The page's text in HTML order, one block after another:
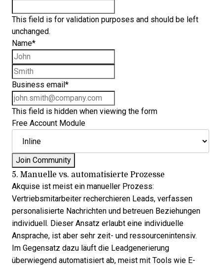
This field is for validation purposes and should be left
unchanged.
Name*
Business email *
This field is hidden when viewing the form
Free Account Module
5. Manuelle vs. automatisierte Prozesse
Akquise ist meist ein manueller Prozess:
Vertriebsmitarbeiter recherchieren Leads, verfassen
personalisierte Nachrichten und betreuen Beziehungen
individuell. Dieser Ansatz erlaubt eine individuelle
Ansprache, ist aber sehr zeit- und ressourcenintensiv.
Im Gegensatz dazu läuft die Leadgenerierung
überwiegend automatisiert ab, meist mit Tools wie E-